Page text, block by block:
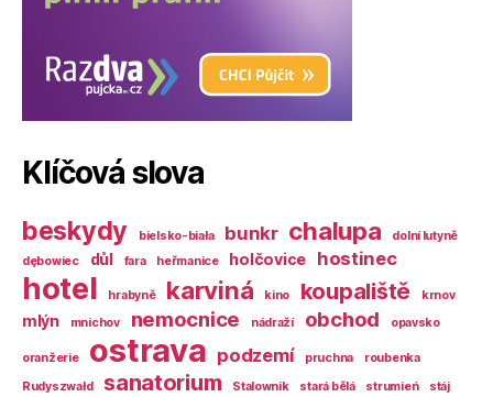
Klíčová slova
beskydy bielsko-biała bunkr chalupa
dolní lutyně
dębowiec
důl fara heřmanice holčovice hostinec
hotel hrabyně karviná kino koupaliště krnov
mlýn mnichov nemocnice nádraží obchod opavsko
oranžerie ostrava podzemí pruchna
roubenka
Rudyszwałd
sanatorium Stalownik stará bělá strumień stáj